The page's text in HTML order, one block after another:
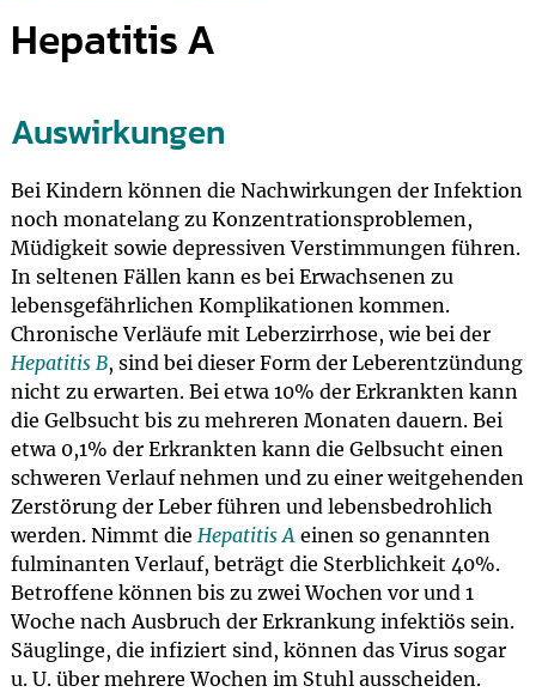
Hepatitis A
Auswirkungen
Bei Kindern können die Nachwirkungen der Infektion
noch monatelang zu Konzentrationsproblemen,
Müdigkeit sowie depressiven Verstimmungen führen.
In seltenen Fällen kann es bei Erwachsenen zu
lebensgefährlichen Komplikationen kommen.
Chronische Verläufe mit Leberzirrhose, wie bei der
Hepatitis B, sind bei dieser Form der Leberentzündung
nicht zu erwarten. Bei etwa 10% der Erkrankten kann
die Gelbsucht bis zu mehreren Monaten dauern. Bei
etwa 0,1% der Erkrankten kann die Gelbsucht einen
schweren Verlauf nehmen und zu einer weitgehenden
Zerstörung der Leber führen und lebensbedrohlich
werden. Nimmt die Hepatitis Aeinen so genannten
fulminanten Verlauf, beträgt die Sterblichkeit 40%.
Betroffene können bis zu zwei Wochen vor und 1
Woche nach Ausbruch der Erkrankung infektiös sein.
Säuglinge, die infiziert sind, können das Virus sogar
u. U. über mehrere Wochen im Stuhl ausscheiden.